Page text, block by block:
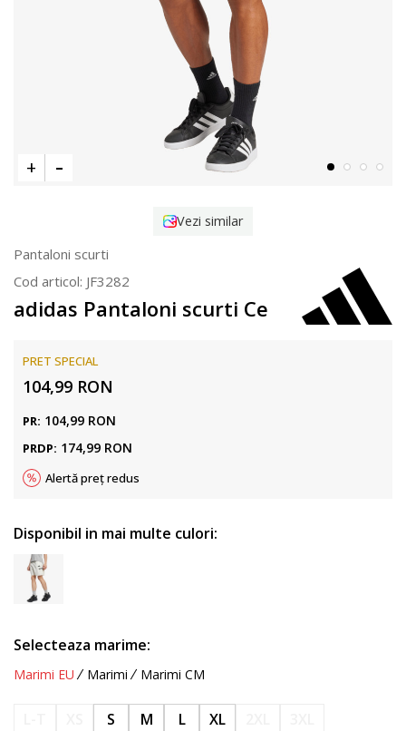
Vezi similar
Pantaloni scurti
Cod articol: JF3282
adidas Pantaloni scurti Ce
PRET SPECIAL
104,99 RON
PR: 104,99 RON
PRDP: 174,99 RON
Alertă preț redus
Disponibil in mai multe culori:
Selecteaza marime:
Marimi EU Marimi Marimi CM
S M L XL